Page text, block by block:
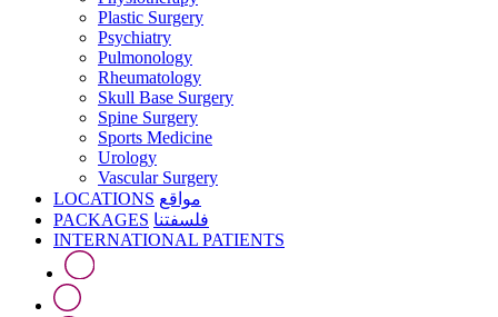
Plastic Surgery
Psychiatry
Pulmonology
Rheumatology
Skull Base Surgery
Spine Surgery
Sports Medicine
Urology
Vascular Surgery
LOCATIONS مواقع
PACKAGES فلسفتنا
INTERNATIONAL PATIENTS